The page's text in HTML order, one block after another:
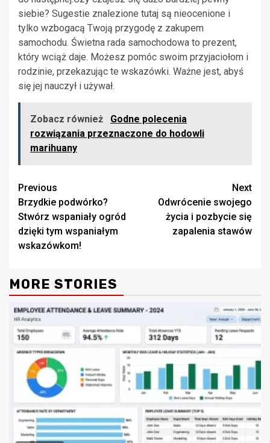
siebie? Sugestie znalezione tutaj są nieocenione i
tylko wzbogacą Twoją przygodę z zakupem
samochodu. Świetna rada samochodowa to prezent,
który wciąż daje. Możesz pomóc swoim przyjaciołom i
rodzinie, przekazując te wskazówki. Ważne jest, abyś
się jej nauczył i używał.
Zobacz również
Godne polecenia
rozwiązania przeznaczone do hodowli
marihuany
Continue
Reading
Previous
Brzydkie podwórko?
Stwórz wspaniały ogród
dzięki tym wspaniałym
wskazówkom!
Next
Odwrócenie swojego
życia i pozbycie się
zapalenia stawów
MORE STORIES